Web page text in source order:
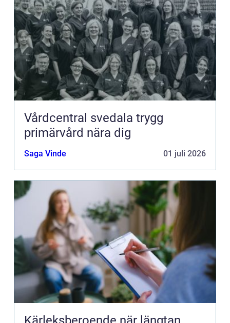
Vårdcentral svedala trygg
primärvård nära dig
Saga Vinde 01 juli 2026